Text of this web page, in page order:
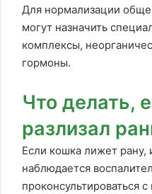
Для нормализации
могут назначить
комплексы,
гормоны.
Что делать,
разлизал
Если кошка лижет рану,
наблюдается
проконсультироваться